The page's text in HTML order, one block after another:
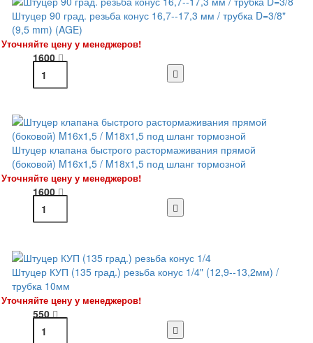
Штуцер 90 град. резьба конус 16,7--17,3 мм / трубка D=3/8"
(9,5 mm) (AGE)
Уточняйте цену у менеджеров!
1600
Штуцер клапана быстрого растормаживания прямой
(боковой) M16x1,5 / M18x1,5 под шланг тормозной
Уточняйте цену у менеджеров!
1600
Штуцер КУП (135 град.) резьба конус 1/4" (12,9--13,2мм) /
трубка 10мм
Уточняйте цену у менеджеров!
550